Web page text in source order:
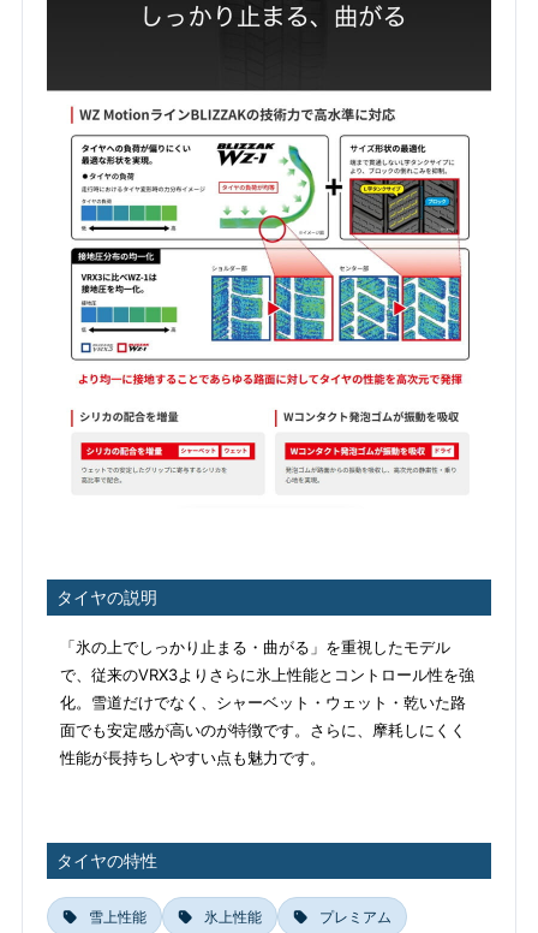
タイヤの説明
「氷の上でしっかり止まる・曲がる」を重視したモデル
で、従来のVRX3よりさらに氷上性能とコントロール性を強
化。雪道だけでなく、シャーベット・ウェット・乾いた路
面でも安定感が高いのが特徴です。さらに、摩耗しにくく
性能が長持ちしやすい点も魅力です。
タイヤの特性
雪上性能 氷上性能 プレミアム